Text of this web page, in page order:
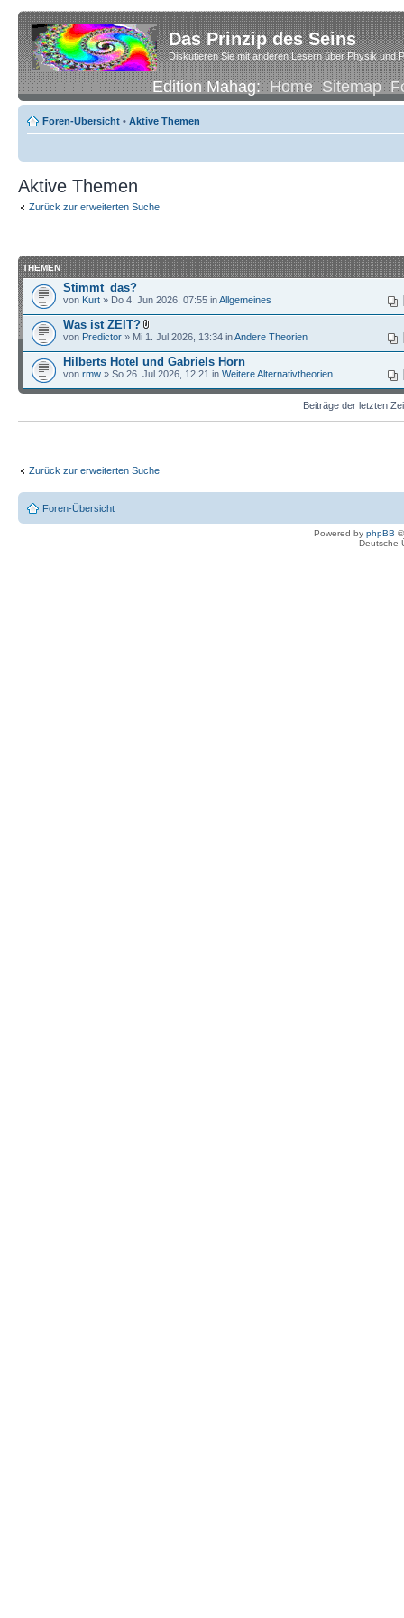
Das Prinzip des Seins
Diskutieren Sie mit anderen Lesern über Physik und
Edition Mahag:Home Sitemap
Foren-Übersicht • Aktive Themen
Aktive Themen
Zurück zur erweiterten Suche
THEMEN
Stimmt_das?
von Kurt » Do 4. Jun 2026, 07:55 inAllgemeines
Was ist ZEIT?
von Predictor » Mi 1. Jul 2026, 13:34 inAndere Theorien
Hilberts Hotel und Gabriels Horn
von rmw » So 26. Jul 2026, 12:21 in Weitere Alternativtheorien
Beiträge der letzten
Zurück zur erweiterten Suche
Foren-Übersicht
Powered by phpBB
Deutsche